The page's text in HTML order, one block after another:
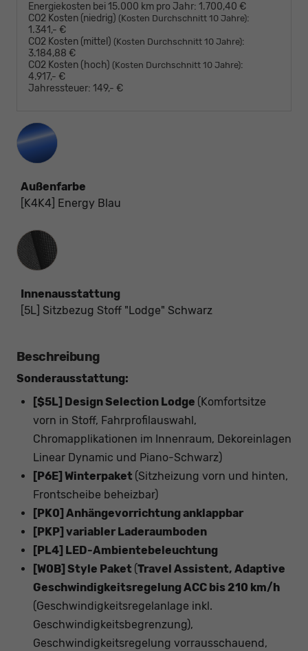
Energiekosten bei 15.000 km pro Jahr: 1.700,40 €
CO2 Kosten (niedrig) (Kosten Durchschnitt 10 Jahre):
1.341,- €
CO2 Kosten (mittel) (Kosten Durchschnitt 10 Jahre):
3.184,88 €
CO2 Kosten (hoch) (Kosten Durchschnitt 10 Jahre):
4.917,- €
Jahressteuer: 149,- €
Außenfarbe
[K4K4] Energy Blau
Innenausstattung
Innenausstattung
[5L] Sitzbezug Stoff "Lodge" Schwarz
Beschreibung
Sonderausstattung:
[$5L] Design Selection Lodge (Komfortsitze
vorn in Stoff, Fahrprofilauswahl,
Chromapplikationen im Innenraum, Dekoreinlagen
Linear Dynamic und Piano-Schwarz)
[P6E] Winterpaket (Sitzheizung vorn und hinten,
Frontscheibe beheizbar)
[PK0] Anhängevorrichtung anklappbar
[PKP] variabler Laderaumboden
[PL4] LED-Ambientebeleuchtung
[W0B] Style Paket (Travel Assistent, Adaptive
Geschwindigkeitsregelung ACC bis 210 km/h
(Geschwindigkeitsregelanlage inkl.
Geschwindigkeitsbegrenzung),
Geschwindigkeitsregelung vorrausschauend,